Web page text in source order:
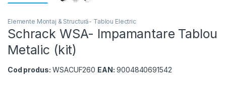
Elemente Montaj & Structură- Tablou Electric
Schrack WSA- Impamantare Tablou
Metalic (kit)
Cod produs: WSACUF260 EAN: 9004840691542